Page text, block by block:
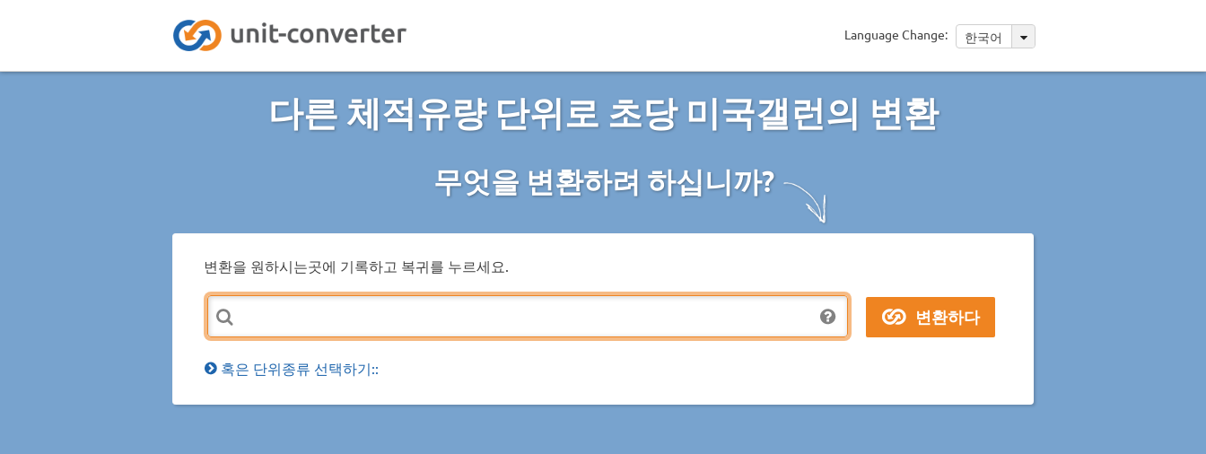
Language Change: 한국어
다른 체적유량 단위로 초당 미국갤런의 변환
무엇을 변환하려 하십니까?
변환을 원하시는곳에 기록하고 복귀를 누르세요.
혹은 단위종류 선택하기::